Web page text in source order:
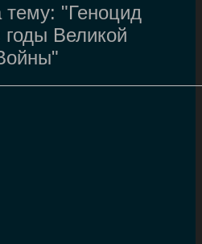
тему: "Геноцид
Великой